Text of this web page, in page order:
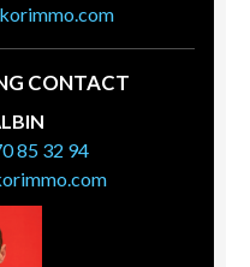
CONTACT
85 32 94